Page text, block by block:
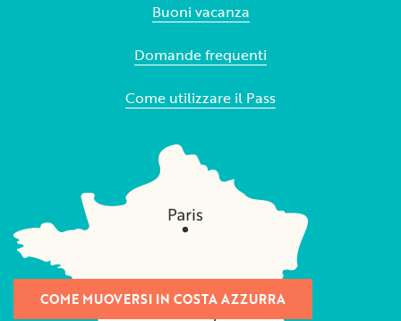
Buoni vacanza
Domande frequenti
Come utilizzare il Pass
COME MUOVERSI IN COSTA AZZURRA